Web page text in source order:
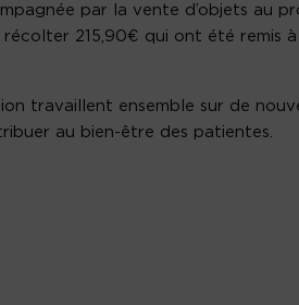
par la vente d’objets au
récolter 215,90€ qui ont été remis
travaillent ensemble sur de
au bien-être des patientes.